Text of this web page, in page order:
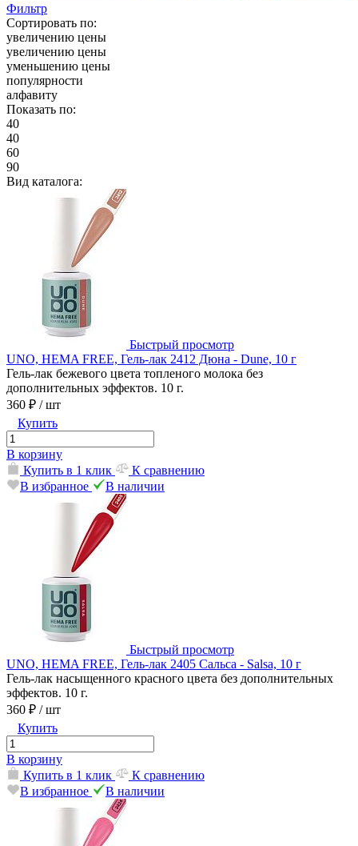
Фильтр
Сортировать по:
увеличению цены
увеличению цены
уменьшению цены
популярности
алфавиту
Показать по:
40
40
60
90
Вид каталога:
Быстрый просмотр
UNO, HEMA FREE, Гель-лак 2412 Дюна - Dune, 10 г
Гель-лак бежевого цвета топленого молока без
дополнительных эффектов. 10 г.
360 ₽ / шт
Купить
В корзину
Купить в 1 клик
К сравнению
В избранное
В наличии
Быстрый просмотр
UNO, HEMA FREE, Гель-лак 2405 Сальса - Salsa, 10 г
Гель-лак насыщенного красного цвета без дополнительных
эффектов. 10 г.
360 ₽ / шт
Купить
В корзину
Купить в 1 клик
К сравнению
В избранное
В наличии